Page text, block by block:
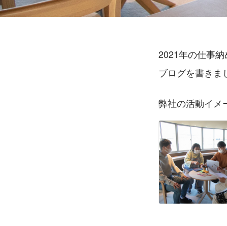
2021年の仕事
ブログを書きま
弊社の活動イメ